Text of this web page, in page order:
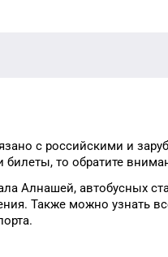
с российскими и
билеты, то обратите
Алнашей, автобусных
Также можно узнать
.